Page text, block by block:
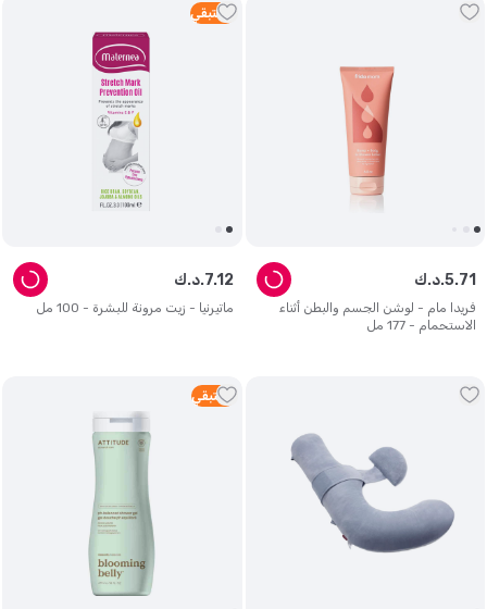
فريدا مام - لوشن الجسم والبطن أثناء
الاستحمام - 177 مل
د.ك.5.71
3 متبقي
ماتيرنيا - زيت مرونة للبشرة - 100 مل
د.ك.7.12
5 متبقي